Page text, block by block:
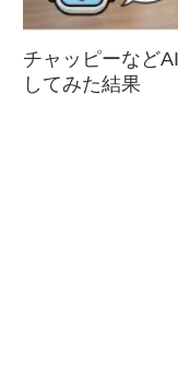
チャッピーなど
してみた結果